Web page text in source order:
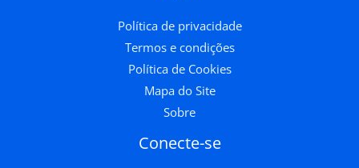
Política de privacidade
Termos e condições
Política de Cookies
Mapa do Site
Sobre
Conecte-se